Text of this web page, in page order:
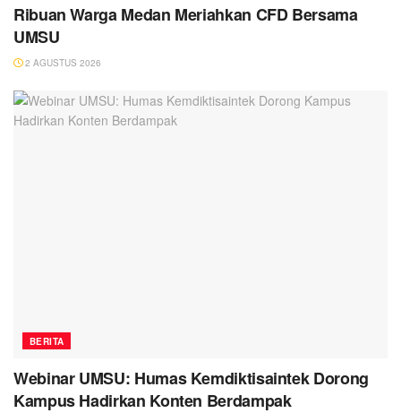
Ribuan Warga Medan Meriahkan CFD Bersama
UMSU
2 AGUSTUS 2026
BERITA
Webinar UMSU: Humas Kemdiktisaintek Dorong
Kampus Hadirkan Konten Berdampak